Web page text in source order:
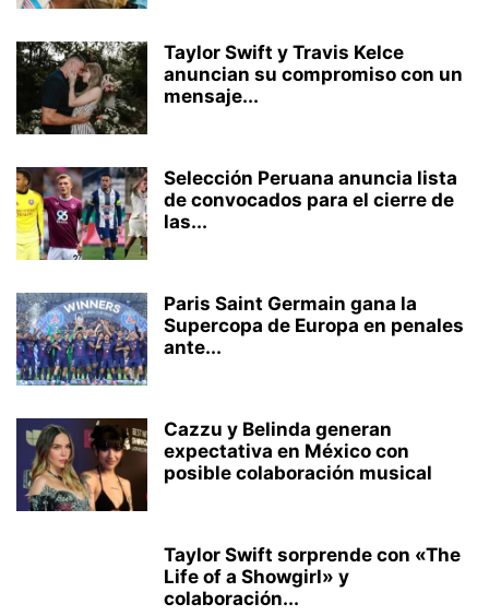
Taylor Swift y Travis Kelce
anuncian su compromiso con un
mensaje...
Selección Peruana anuncia lista
de convocados para el cierre de
las...
Paris Saint Germain gana la
Supercopa de Europa en penales
ante...
Cazzu y Belinda generan
expectativa en México con
posible colaboración musical
Taylor Swift sorprende con «The
Life of a Showgirl» y
colaboración...